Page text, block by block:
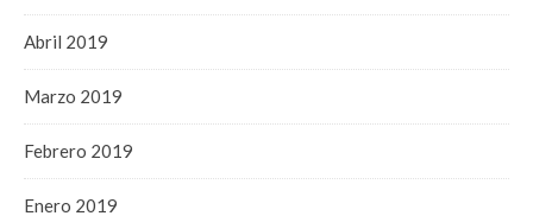
Abril 2019
Marzo 2019
Febrero 2019
Enero 2019